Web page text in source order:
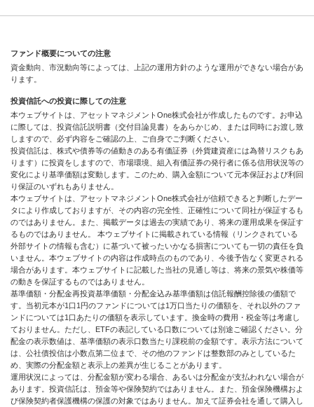
ファンド概要についての注意
資金動向、市況動向等によっては、上記の運用方針のような運用ができない場合があ
ります。
投資信託への投資に際しての注意
本ウェブサイトは、アセットマネジメントOne株式会社が作成したものです。お申込
に際しては、投資信託説明書（交付目論見書）をあらかじめ、または同時にお渡し致
しますので、必ず内容をご確認の上、ご自身でご判断ください。
投資信託は、株式や債券等の値動きのある有価証券（外貨建資産には為替リスクもあ
ります）に投資をしますので、市場環境、組入有価証券の発行者に係る信用状況等の
変化により基準価額は変動します。このため、購入金額について元本保証および利回
り保証のいずれもありません。
本ウェブサイトは、アセットマネジメントOne株式会社が信頼できると判断したデー
タにより作成しておりますが、その内容の完全性、正確性について同社が保証するも
のではありません。また、掲載データは過去の実績であり、将来の運用成果を保証す
るものではありません。 本ウェブサイトに掲載されている情報（リンクされている
外部サイトの情報も含む）に基づいて被ったいかなる損害についても一切の責任を負
いません。本ウェブサイトの内容は作成時点のものであり、今後予告なく変更される
場合があります。本ウェブサイトに記載した当社の見通し等は、将来の景気や株価等
の動きを保証するものではありません。
基準価額・分配金再投資基準価額・分配金込み基準価額は信託報酬控除後の価額で
す。当初元本が1口1円のファンドについては1万口当たりの価額を、それ以外のファ
ンドについては1口あたりの価額を表示しています。換金時の費用・税金等は考慮し
ておりません。ただし、ETFの表記している口数については別途ご確認ください。分
配金の表示数値は、基準価額の表示口数当たり課税前の金額です。表示方法について
は、公社債投信は小数点第二位まで、その他のファンドは整数部のみとしているた
め、実際の分配金額と表示上の差異が生じることがあります。
運用状況によっては、分配金額が変わる場合、あるいは分配金が支払われない場合が
あります。投資信託は、預金等や保険契約ではありません。また、預金保険機構およ
び保険契約者保護機構の保護の対象ではありません。加えて証券会社を通して購入し